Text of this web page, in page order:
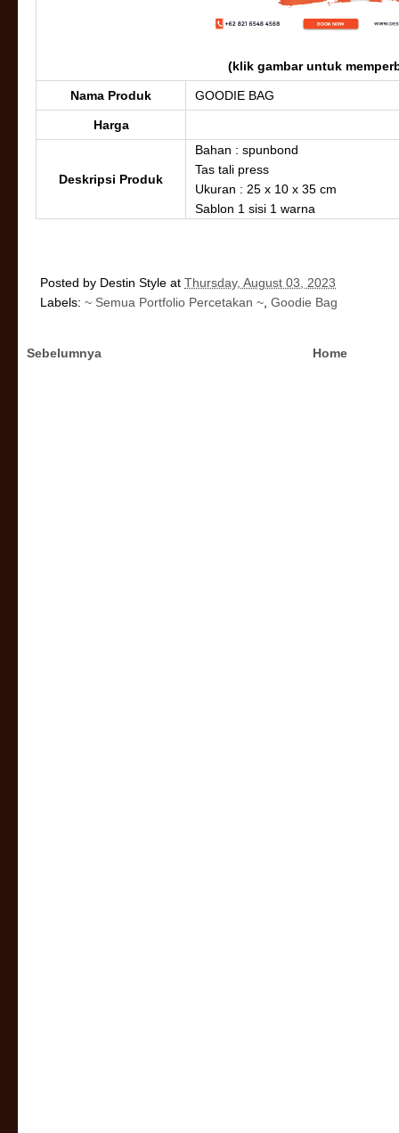
(klik gambar untuk
Nama Produk GOODIE BAG
Harga
Deskripsi Produk
Bahan : spunbond
Tas tali press
Ukuran : 25 x 10 x 35 cm
Sablon 1 sisi 1 warna
Posted by Destin Style at Thursday, August 03, 2023
Labels: ~ Semua Portfolio Percetakan ~ Goodie Bag
Sebelumnya Home